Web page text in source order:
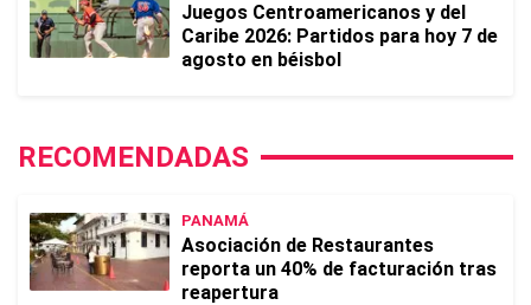
Juegos Centroamericanos y del
Caribe 2026: Partidos para hoy 7 de
agosto en béisbol
RECOMENDADAS
PANAMÁ
Asociación de Restaurantes
reporta un 40% de facturación tras
reapertura